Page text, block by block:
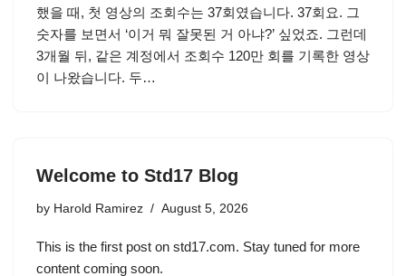
했을 때, 첫 영상의 조회수는 37회였습니다. 37회요. 그
숫자를 보면서 ‘이거 뭐 잘못된 거 아냐?’ 싶었죠. 그런데
3개월 뒤, 같은 계정에서 조회수 120만 회를 기록한 영상
이 나왔습니다. 두…
Welcome to Std17 Blog
by Harold Ramirez August 5, 2026
This is the first post on std17.com. Stay tuned for more
content coming soon.